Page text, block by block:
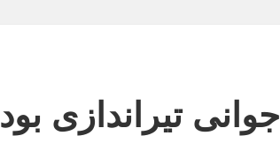
جوانی تیراندازی بود